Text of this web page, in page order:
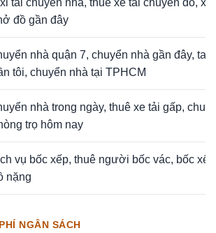
tải chuyển nhà, thuê xe tải chuyển đồ, xe
đồ gần đây
nhà quận 7, chuyển nhà gần đây,
tôi, chuyển nhà tại TPHCM
nhà trong ngày, thuê xe tải gấp,
trọ hôm nay
vụ bốc xếp, thuê người bốc vác, bốc xếp
nặng
NGÂN SÁCH